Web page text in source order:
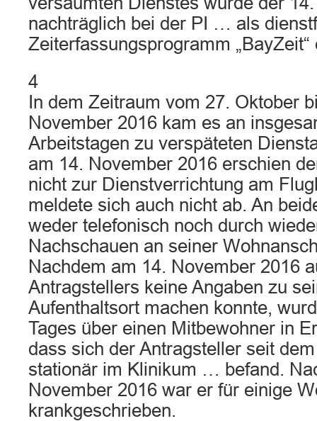
nachträglich bei der PI … als
Zeiterfassungsprogramm „BayZeit“
4
In dem Zeitraum vom 27. Oktober
November 2016 kam es an
Arbeitstagen zu verspäteten
am 14. November 2016 erschien
nicht zur Dienstverrichtung am
meldete sich auch nicht ab. An
weder telefonisch noch durch
Nachschauen an seiner
Nachdem am 14. November 2016
Antragstellers keine Angaben zu
Aufenthaltsort machen konnte,
Tages über einen Mitbewohner in
dass sich der Antragsteller seit
stationär im Klinikum … befand.
November 2016 war er für einige
krankgeschrieben.